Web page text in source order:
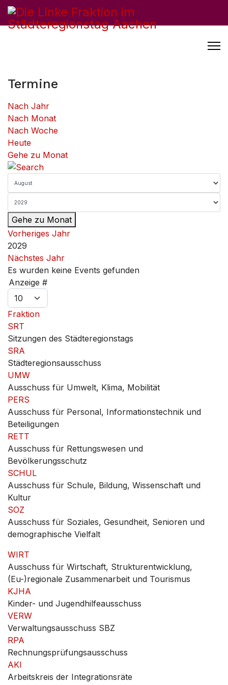
Termine
Nach Jahr
Nach Monat
Nach Woche
Heute
Gehe zu Monat
Gehe zu Monat
Vorheriges Jahr
2029
Nächstes Jahr
Es wurden keine Events gefunden
Limite der Paginierungsliste
Anzeige #
Fraktion
SRT
Sitzungen des Städteregionstags
SRA
Städteregionsausschuss
UMW
Ausschuss für Umwelt, Klima, Mobilität
PERS
Ausschuss für Personal, Informationstechnik und
Beteiligungen
RETT
Ausschuss für Rettungswesen und
Bevölkerungsschutz
SCHUL
Ausschuss für Schule, Bildung, Wissenschaft und
Kultur
SOZ
Ausschuss für Soziales, Gesundheit, Senioren und
demographische Vielfalt
WIRT
Ausschuss für Wirtschaft, Strukturentwicklung,
(Eu-)regionale Zusammenarbeit und Tourismus
KJHA
Kinder- und Jugendhilfeausschuss
VERW
Verwaltungsausschuss SBZ
RPA
Rechnungsprüfungsausschuss
AKI
Arbeitskreis der Integrationsräte